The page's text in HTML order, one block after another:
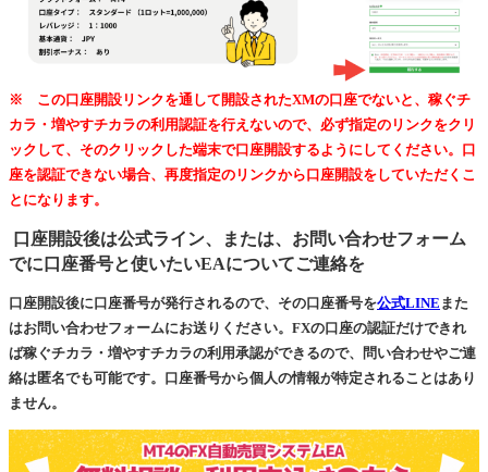
※ この口座開設リンクを通して開設されたXMの口座でないと、稼ぐチ
カラ・増やすチカラの利用認証を行えないので、必ず指定のリンクをクリ
ックして、そのクリックした端末で口座開設するようにしてください。口
座を認証できない場合、再度指定のリンクから口座開設をしていただくこ
とになります。
口座開設後は公式ライン、または、お問い合わせフォーム
でに口座番号と使いたいEAについてご連絡を
口座開設後に口座番号が発行されるので、その口座番号を公式LINE また
はお問い合わせフォームにお送りください。FXの口座の認証だけできれ
ば稼ぐチカラ・増やすチカラの利用承認ができるので、問い合わせやご連
絡は匿名でも可能です。口座番号から個人の情報が特定されることはあり
ません。